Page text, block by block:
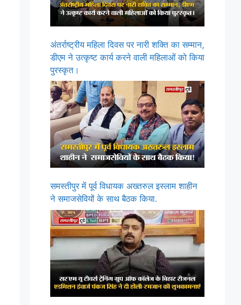
अंतर्राष्ट्रीय महिला दिवस पर नारी शक्ति का सम्मान,
डीएम ने उत्कृष्ट कार्य करने वाली महिलाओं को किया
पुरस्कृत।
समस्तीपुर में पूर्व विधायक अख्तरुल इस्लाम शाहीन
ने समाजसेवियों के साथ बैठक किया.